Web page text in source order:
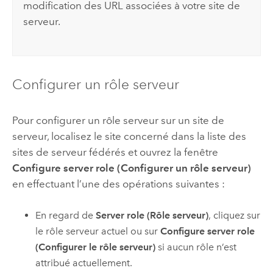
modification des URL associées à votre site de
serveur.
Configurer un rôle serveur
Pour configurer un rôle serveur sur un site de
serveur, localisez le site concerné dans la liste des
sites de serveur fédérés et ouvrez la fenêtre
Configure server role (Configurer un rôle serveur)
en effectuant l’une des opérations suivantes :
En regard deServer role (Rôle serveur), cliquez sur
le rôle serveur actuel ou surConfigure server role
(Configurer le rôle serveur) si aucun rôle n’est
attribué actuellement.